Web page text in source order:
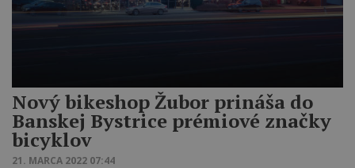
Nový bikeshop Žubor prináša do
Banskej Bystrice prémiové značky
bicyklov
21. MARCA 2022 07:44